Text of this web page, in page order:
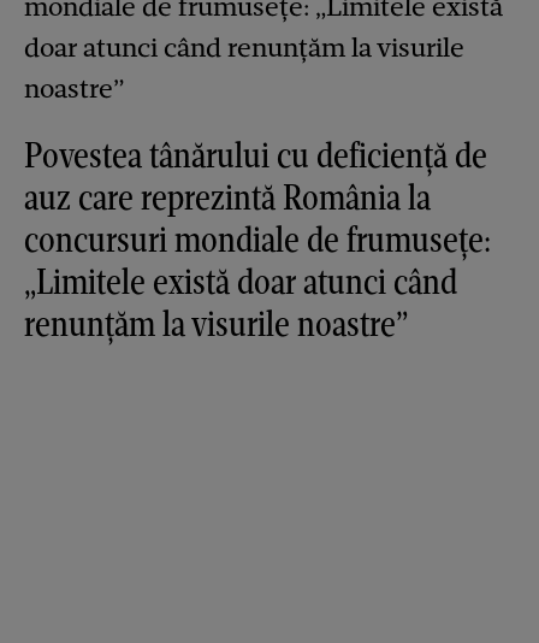
Povestea tânărului cu deficiență de
auz care reprezintă România la
concursuri mondiale de frumusețe:
„Limitele există doar atunci când
renunțăm la visurile noastre”